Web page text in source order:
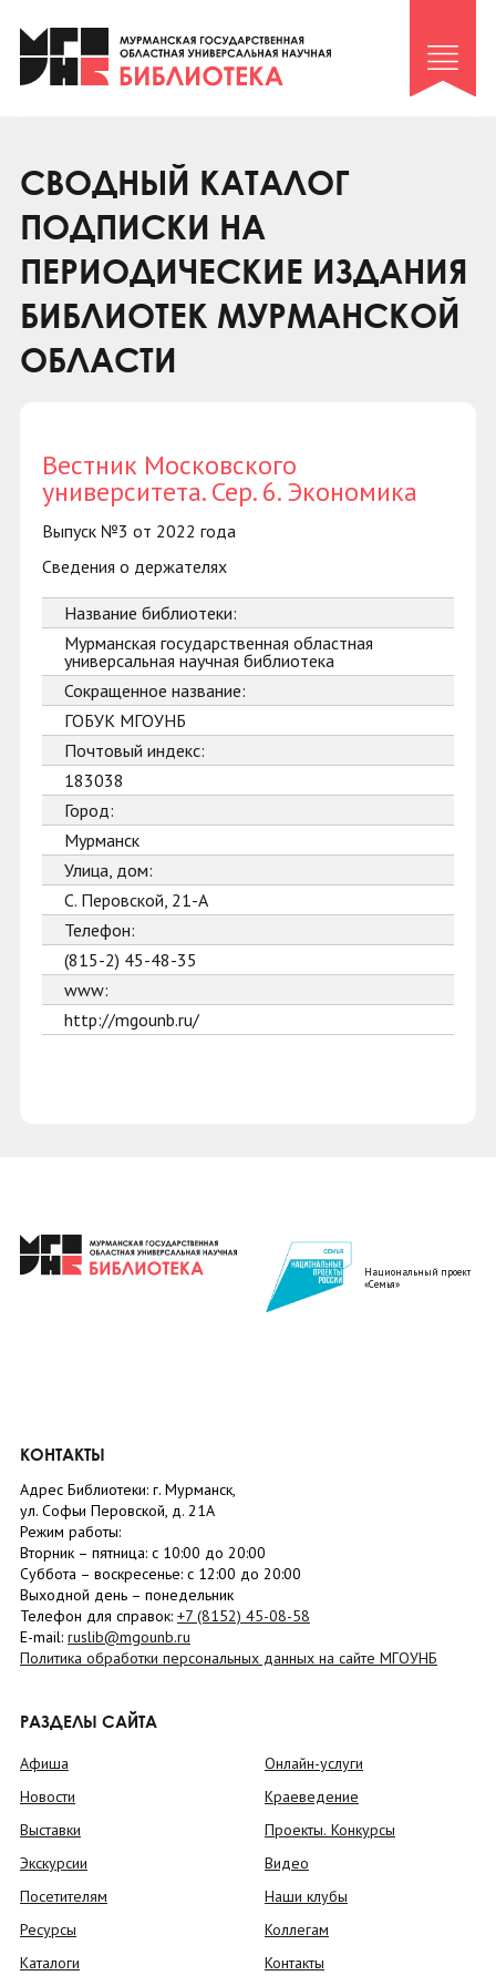
Клуб «Гиря и сельдерей»
Клуб «Семейный архив»
Коллегам
Контакты
СВОДНЫЙ КАТАЛОГ
ПОДПИСКИ НА
ПЕРИОДИЧЕСКИЕ ИЗДАНИЯ
БИБЛИОТЕК МУРМАНСКОЙ
ОБЛАСТИ
Вестник Московского
университета. Сер. 6. Экономика
Выпуск №3 от 2022 года
Сведения о держателях
Название библиотеки:
Мурманская государственная областная
универсальная научная библиотека
Сокращенное название:
ГОБУК МГОУНБ
Почтовый индекс:
183038
Город:
Мурманск
Улица, дом:
С. Перовской, 21-А
Телефон:
(815-2) 45-48-35
www:
http://mgounb.ru/
Национальный проект
«Семья»
КОНТАКТЫ
Адрес Библиотеки: г. Мурманск,
ул. Софьи Перовской, д. 21А
Режим работы:
Вторник – пятница: с 10:00 до 20:00
Суббота – воскресенье: c 12:00 до 20:00
Выходной день – понедельник
Телефон для справок: +7 (8152) 45-08-58
E-mail: ruslib@mgounb.ru
Политика обработки персональных данных на сайте МГОУНБ
РАЗДЕЛЫ САЙТА
Афиша
Новости
Выставки
Экскурсии
Посетителям
Ресурсы
Каталоги
Онлайн-услуги
Краеведение
Проекты. Конкурсы
Видео
Наши клубы
Коллегам
Контакты